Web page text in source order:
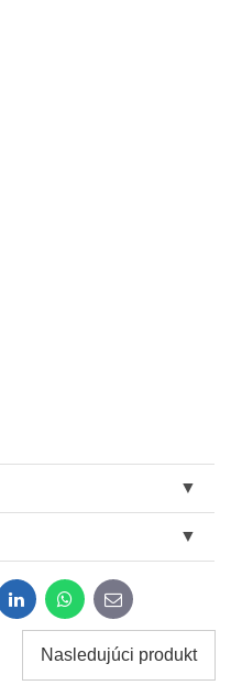
LinkedInWhatsApp
E-
mail
Nasledujúci produkt